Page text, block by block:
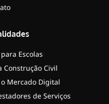
Escolas
Civil
Mercado Digital
de Serviços